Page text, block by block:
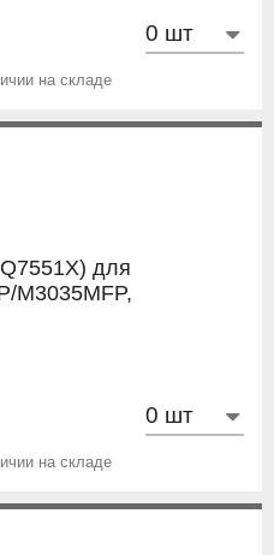
на складе
для
M3035MFP,
на складе